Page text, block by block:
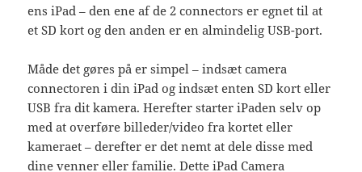
ens iPad – den ene af de 2 connectors er egnet til at
et SD kort og den anden er en almindelig USB-port.
Måde det gøres på er simpel – indsæt camera
connectoren i din iPad og indsæt enten SD kort eller
USB fra dit kamera. Herefter starter iPaden selv op
med at overføre billeder/video fra kortet eller
kameraet – derefter er det nemt at dele disse med
dine venner eller familie. Dette iPad Camera